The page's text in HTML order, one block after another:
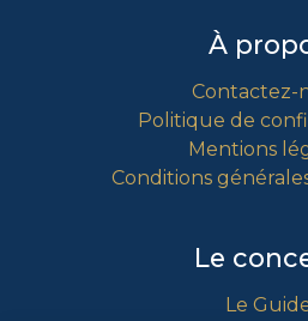
À
Contactez-
Politique de
Mentions
Conditions
Le
Le